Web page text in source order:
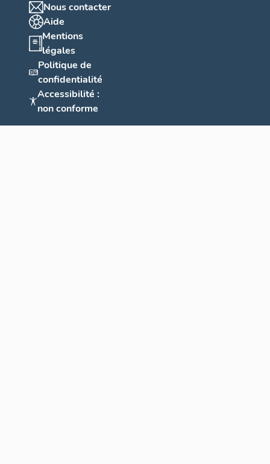
Nous contacter
Aide
Mentions
légales
Politique de
confidentialité
Accessibilité :
non conforme